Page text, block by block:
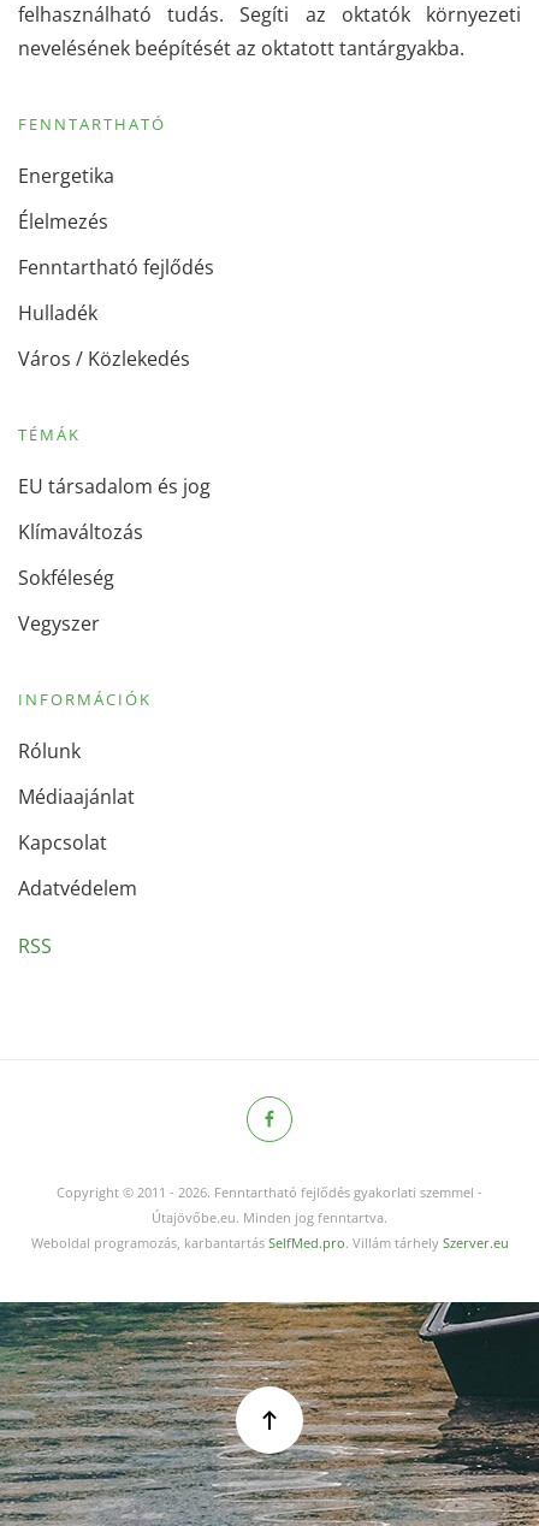
felhasználható tudás. Segíti az oktatók környezeti
nevelésének beépítését az oktatott tantárgyakba.
FENNTARTHATÓ
Energetika
Élelmezés
Fenntartható fejlődés
Hulladék
Város / Közlekedés
TÉMÁK
EU társadalom és jog
Klímaváltozás
Sokféleség
Vegyszer
INFORMÁCIÓK
Rólunk
Médiaajánlat
Kapcsolat
Adatvédelem
RSS
Copyright © 2011 - 2026. Fenntartható fejlődés gyakorlati szemmel -
Útajövőbe.eu. Minden jog fenntartva.
Weboldal programozás, karbantartás SelfMed.pro. Villám tárhely Szerver.eu